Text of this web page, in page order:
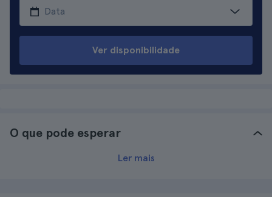
Ver disponibilidade
O que pode esperar
Ler mais